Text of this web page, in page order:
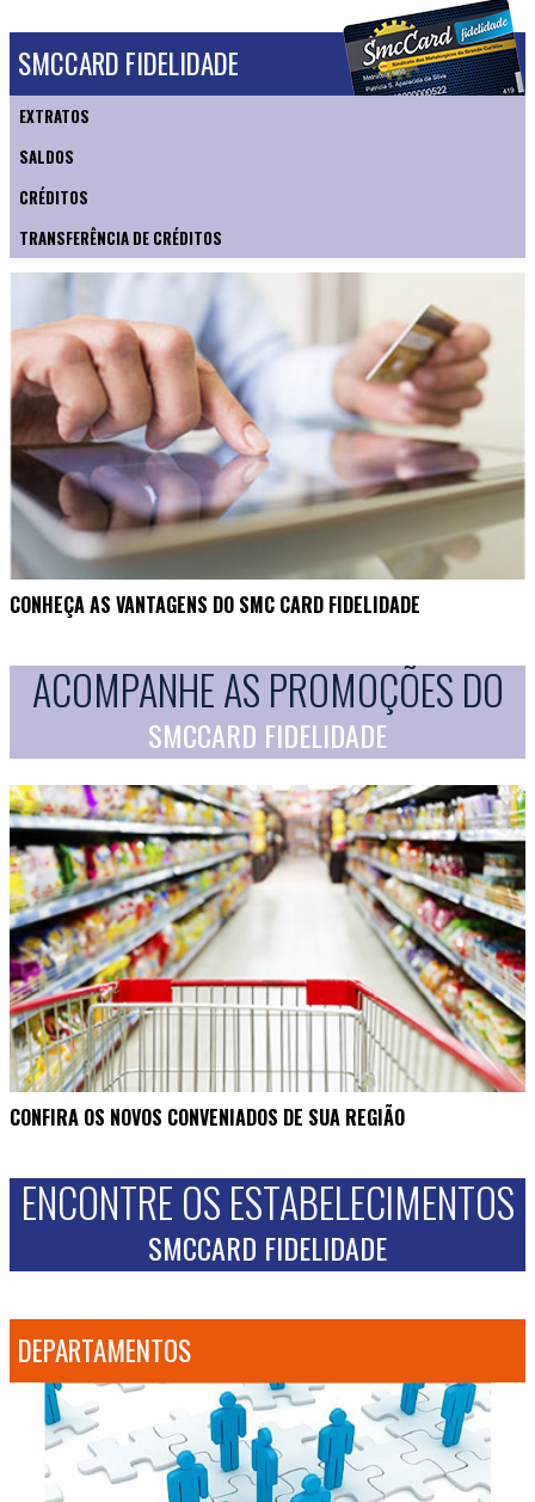
SMCCARD FIDELIDADE
EXTRATOS
SALDOS
CRÉDITOS
TRANSFERÊNCIA DE CRÉDITOS
CONHEÇA AS VANTAGENS DO SMC CARD FIDELIDADE
ACOMPANHE AS PROMOÇÕES DO
SMCCARD FIDELIDADE
CONFIRA OS NOVOS CONVENIADOS DE SUA REGIÃO
ENCONTRE OS ESTABELECIMENTOS
SMCCARD FIDELIDADE
DEPARTAMENTOS